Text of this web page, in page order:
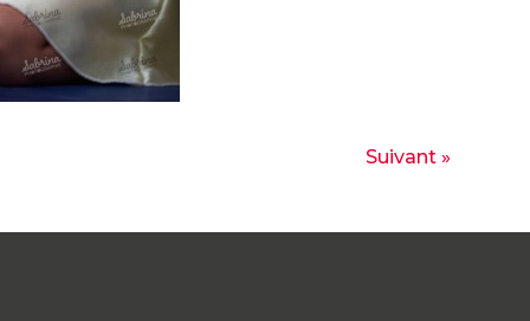
Suivant »